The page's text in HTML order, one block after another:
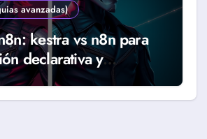
avanzadas)
kestra vs n8n para
declarativa y
(Guía 2026)